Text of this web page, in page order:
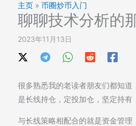
主页 » 币圈炒币入门
聊聊技术分析的
2023年11月13日
很多熟悉我的老读者朋友们都知道
是长线持仓，定投加仓，坚定持有
与长线策略相配合的就是资金管理